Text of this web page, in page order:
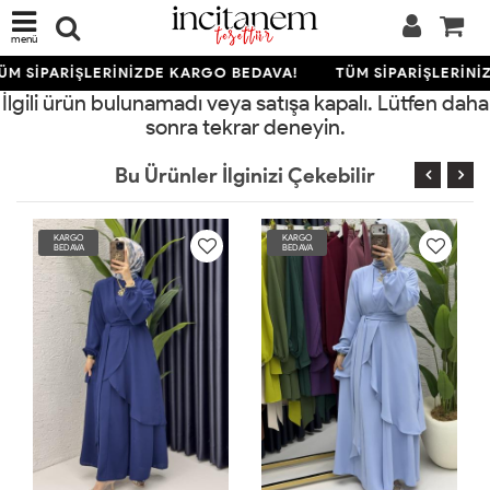
menü
SİPARİŞLERİNİZDE KARGO BEDAVA! TÜM
İlgili ürün bulunamadı veya satışa kapalı. Lütfen daha
sonra tekrar deneyin.
Bu Ürünler İlginizi Çekebilir
KARGO
BEDAVA
KARGO
BEDAVA